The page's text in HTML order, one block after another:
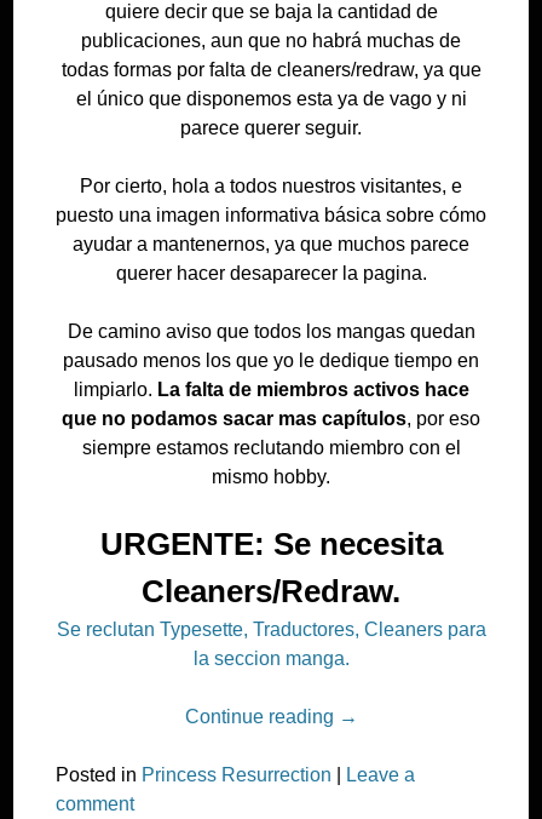
quiere decir que se baja la cantidad de
publicaciones, aun que no habrá muchas de
todas formas por falta de cleaners/redraw, ya que
el único que disponemos esta ya de vago y ni
parece querer seguir.
Por cierto, hola a todos nuestros visitantes, e
puesto una imagen informativa básica sobre cómo
ayudar a mantenernos, ya que muchos parece
querer hacer desaparecer la pagina.
De camino aviso que todos los mangas quedan
pausado menos los que yo le dedique tiempo en
limpiarlo. La falta de miembros activos hace
que no podamos sacar mas capítulos, por eso
siempre estamos reclutando miembro con el
mismo hobby.
URGENTE: Se necesita
Cleaners/Redraw.
Se reclutan Typesette, Traductores, Cleaners para
la seccion manga.
Continue reading →
Posted in Princess Resurrection
Leave a
comment